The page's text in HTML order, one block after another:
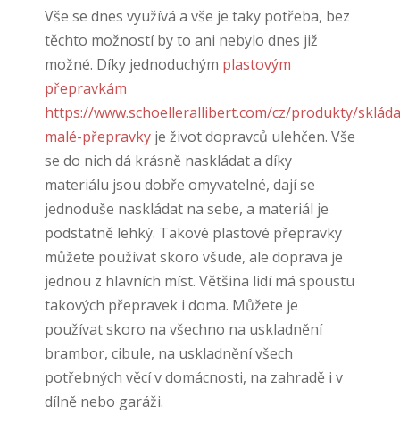
Vše se dnes využívá a vše je taky potřeba, bez
těchto možností by to ani nebylo dnes již
možné. Díky jednoduchým plastovým
přepravkám
https://www.schoellerallibert.com/cz/produkty/
malé-přepravky je život dopravců ulehčen. Vše
se do nich dá krásně naskládat a díky
materiálu jsou dobře omyvatelné, dají se
jednoduše naskládat na sebe, a materiál je
podstatně lehký. Takové plastové přepravky
můžete používat skoro všude, ale doprava je
jednou z hlavních míst. Většina lidí má spoustu
takových přepravek i doma. Můžete je
používat skoro na všechno na uskladnění
brambor, cibule, na uskladnění všech
potřebných věcí v domácnosti, na zahradě i v
dílně nebo garáži.